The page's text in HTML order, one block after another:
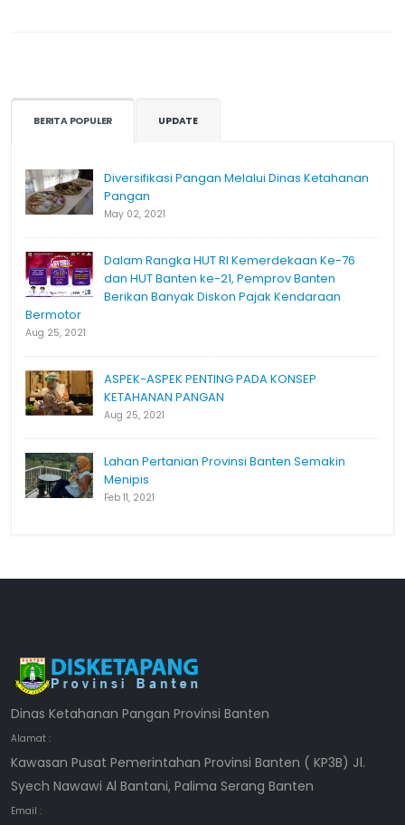
BERITA POPULER UPDATE
Diversifikasi Pangan Melalui Dinas Ketahanan
Pangan
May 02, 2021
Dalam Rangka HUT RI Kemerdekaan Ke-76
dan HUT Banten ke-21, Pemprov Banten
Berikan Banyak Diskon Pajak Kendaraan
Bermotor
Aug 25, 2021
ASPEK-ASPEK PENTING PADA KONSEP
KETAHANAN PANGAN
Aug 25, 2021
Lahan Pertanian Provinsi Banten Semakin
Menipis
Feb 11, 2021
Dinas Ketahanan Pangan Provinsi Banten
Alamat :
Kawasan Pusat Pemerintahan Provinsi Banten ( KP3B) Jl.
Syech Nawawi Al Bantani, Palima Serang Banten
Email :